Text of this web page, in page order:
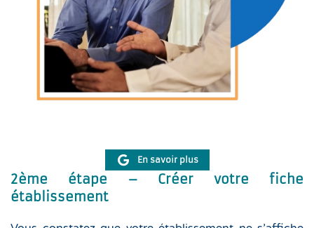
En savoir plus
2ème étape – Créer votre fiche
établissement